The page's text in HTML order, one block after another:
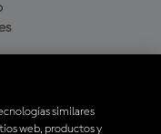
similares
web, productos y